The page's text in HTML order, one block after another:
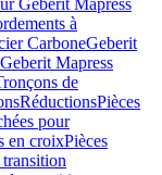
Geberit Mapress
à
CarboneGeberit
Mapress
de
RéductionsPièces
pour
en croixPièces